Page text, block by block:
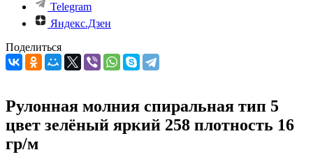
Telegram
Яндекс.Дзен
Поделиться
Рулонная молния спиральная тип 5
цвет зелёный яркий 258 плотность 16
гр/м